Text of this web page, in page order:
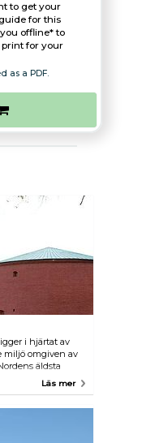
to get your
for this
offline* to
for your
as a PDF.
i hjärtat av
miljö omgiven av
äldsta
ubåt och andra
även ett
år. Bredvid
populär marknad
Läs mer